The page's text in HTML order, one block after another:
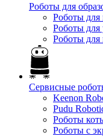
Роботы для
Роботы для
Роботы для
Роботы для
Сервисные
Keenon
Pudu
Роботы
Роботы с